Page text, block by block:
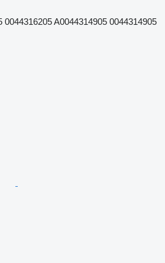
0044316205 A0044314905 0044314905